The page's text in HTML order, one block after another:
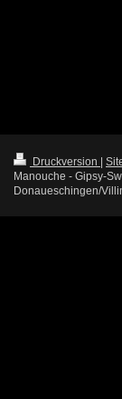
Druckversion |
Manouche - Gipsy-
Donaueschingen/